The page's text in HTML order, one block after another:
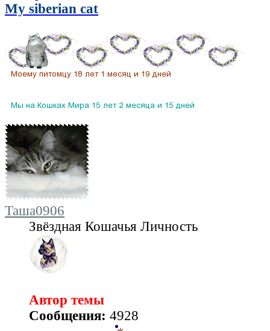
My siberian cat
Таша0906
Звёздная Кошачья Личность
Автор темы
Сообщения: 4928